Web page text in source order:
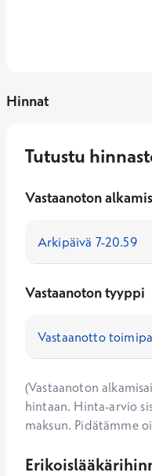
Hinnat
Tutustu
Vastaanoton
Vastaanoton tyyppi
(Vastaanoton
hintaan. Hinta-arvio
maksun. Pidätämme